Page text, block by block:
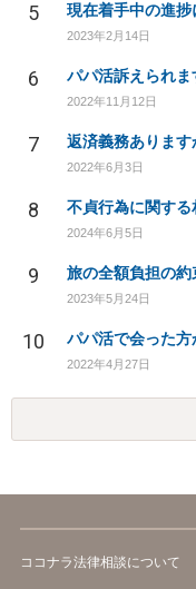
5 現在着手中の進
2023年2月14日
6 パパ活訴えられま
2022年11月12日
7 返済義務あります
2022年6月3日
8 不貞行為に関す
2024年6月5日
9 旅の全額負担の
2023年5月24日
10 パパ活で会った
2022年4月27日
ココナラ法律相談について